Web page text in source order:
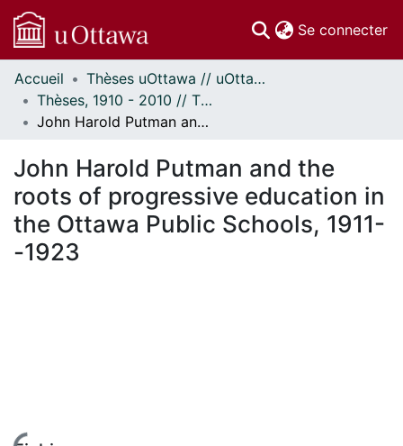
Se connecter
Communautés
et collections
Parcourir
À propos
Accueil
Thèses uOttawa // uOttawa Theses
Thèses, 1910 - 2010 // Theses, 1910 - 2010
John Harold Putman and the roots of progressive education in the Ottawa Public Schools, 1911--1923
John Harold Putman and the
roots of progressive education in
the Ottawa Public Schools, 1911-
-1923